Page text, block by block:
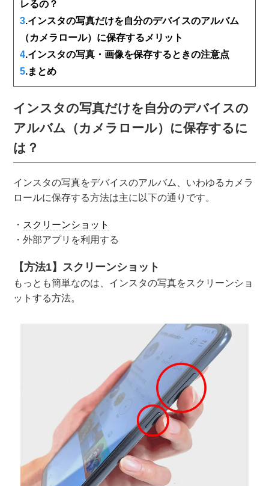
レるの？
3.インスタの写真だけを自分のデバイスのアルバム
（カメラロール）に保存するメリット
4.インスタの写真・画像を保存するときの注意点
5.まとめ
インスタの写真だけを自分のデバイスの
アルバム（カメラロール）に保存するに
は？
インスタの写真をデバイスのアルバム、いわゆるカメラ
ロールに保存する方法は主に以下の通りです。
・ スクリーンショット
・外部アプリを利用する
【方法1】スクリーンショット
もっとも簡単なのは、インスタの写真をスクリーンショ
ットする方法。